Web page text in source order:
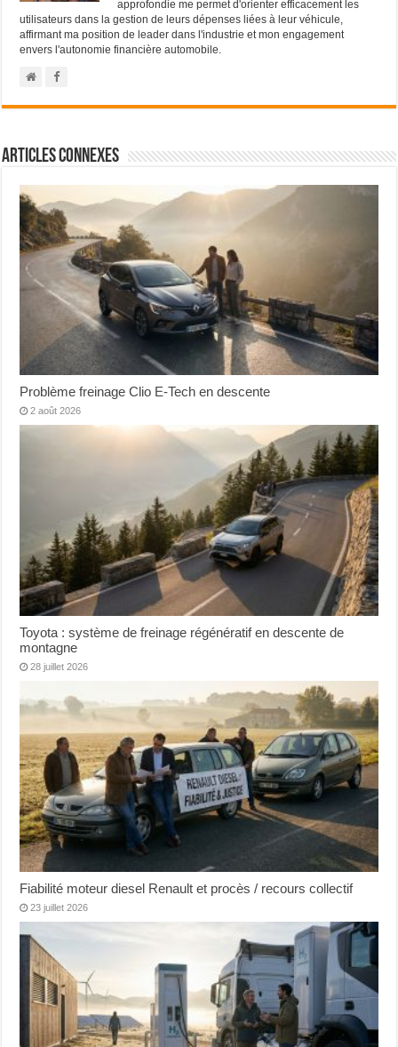
approfondie me permet d'orienter efficacement les
utilisateurs dans la gestion de leurs dépenses liées à leur véhicule,
affirmant ma position de leader dans l'industrie et mon engagement
envers l'autonomie financière automobile.
Articles connexes
Problème freinage Clio E-Tech en descente
2 août 2026
Toyota : système de freinage régénératif en descente de
montagne
28 juillet 2026
Fiabilité moteur diesel Renault et procès / recours collectif
23 juillet 2026